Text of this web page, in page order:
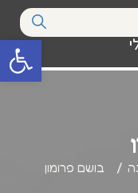
פתח סרגל
בושם פרומון